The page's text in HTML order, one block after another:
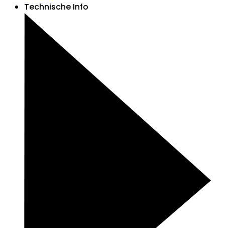
Technische Info